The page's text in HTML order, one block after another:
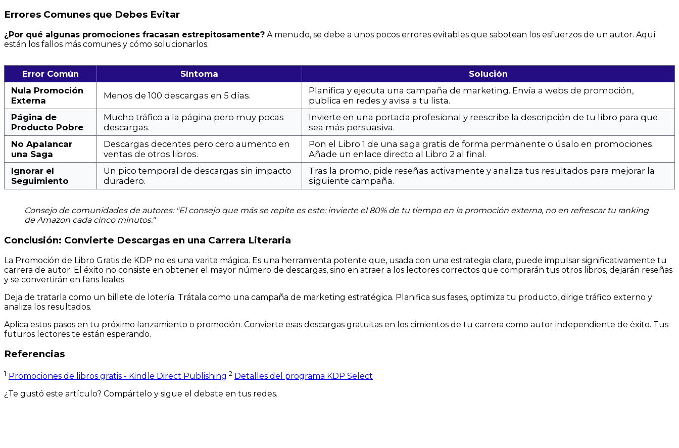
Errores Comunes que Debes Evitar
¿Por qué algunas promociones fracasan estrepitosamente? A menudo, se debe a unos pocos errores evitables que sabotean los esfuerzos de un autor. Aquí
están los fallos más comunes y cómo solucionarlos.
Error Común Síntoma
Solución
Nula Promoción
Externa
Menos de 100 descargas en 5 días.
Planifica y ejecuta una campaña de marketing. Envía a webs de promoción,
publica en redes y avisa a tu lista.
Página de
Producto Pobre
Mucho tráfico a la página pero muy pocas
descargas.
Invierte en una portada profesional y reescribe la descripción de tu libro para que
sea más persuasiva.
No Apalancar
una Saga
Descargas decentes pero cero aumento en
ventas de otros libros.
Pon el Libro 1 de una saga gratis de forma permanente o úsalo en promociones.
Añade un enlace directo al Libro 2 al final.
Ignorar el
Seguimiento
Un pico temporal de descargas sin impacto
duradero.
Tras la promo, pide reseñas activamente y analiza tus resultados para mejorar la
siguiente campaña.
Consejo de comunidades de autores: "El consejo que más se repite es este: invierte el 80% de tu tiempo en la promoción externa, no en refrescar tu ranking
de Amazon cada cinco minutos."
Conclusión: Convierte Descargas en una Carrera Literaria
La Promoción de Libro Gratis de KDP no es una varita mágica. Es una herramienta potente que, usada con una estrategia clara, puede impulsar significativamente tu
carrera de autor. El éxito no consiste en obtener el mayor número de descargas, sino en atraer a los lectores correctos que comprarán tus otros libros, dejarán reseñas
y se convertirán en fans leales.
Deja de tratarla como un billete de lotería. Trátala como una campaña de marketing estratégica. Planifica sus fases, optimiza tu producto, dirige tráfico externo y
analiza los resultados.
Aplica estos pasos en tu próximo lanzamiento o promoción. Convierte esas descargas gratuitas en los cimientos de tu carrera como autor independiente de éxito. Tus
futuros lectores te están esperando.
Referencias
1 Promociones de libros gratis - Kindle Direct Publishing 2 Detalles del programa KDP Select
¿Te gustó este artículo? Compártelo y sigue el debate en tus redes.